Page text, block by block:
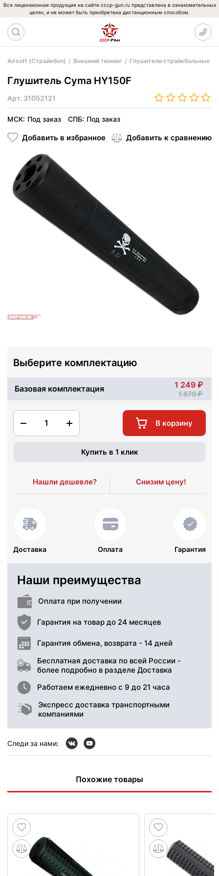
Вся лицензионная продукция на сайте cccp-gun.ru представлена в ознакомительных
целях, и не может быть приобретена дистанционным способом.
Airsoft (Страйкбол) Внешний тюнинг Глушители страйкбольные
Глушитель Cyma HY150F
Арт. 31052121
МСК: Под заказ СПБ: Под заказ
Добавить в избранное Добавить к сравнению
Выберите комплектацию
Базовая комплектация 1 249
1 870
1 В корзину
Купить в 1 клик
Нашли дешевле? Снизим цену!
Доставка Оплата Гарантия
Наши преимущества
Оплата при получении
Гарантия на товар до 24 месяцев
Гарантия обмена, возврата - 14 дней
Бесплатная доставка по всей России -
более подробно в разделе Доставка
Работаем ежедневно с 9 до 21 часа
Экспресс доставка транспортными
компаниями
Следи за нами:
Похожие товары